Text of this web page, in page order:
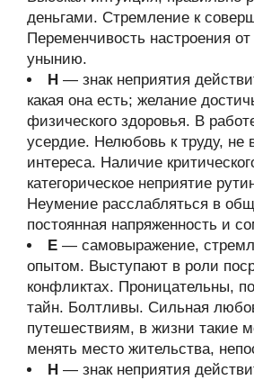
деньгами. Стремление к
Переменчивость настроения от
унынию.
Н — знак неприятия
какая она есть; желание
физического здоровья. В
усердие. Нелюбовь к труду,
интереса. Наличие
категорическое неприятие
Неумение расслабляться в
постоянная напряженность и
Е — самовыражение,
опытом. Выступают в роли
конфликтах. Проницательны,
тайн. Болтливы. Сильная
путешествиям, в жизни такие
менять место жительства,
Н — знак неприятия